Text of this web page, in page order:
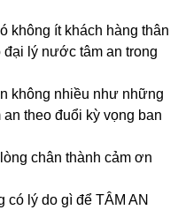
không ít khách hàng thân
lý nước tâm an trong
không nhiều như những
theo đuổi kỳ vọng ban
chân thành cảm ơn
có lý do gì để TÂM AN